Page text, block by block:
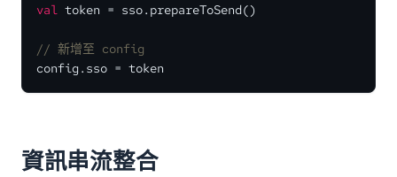
val token = sso.prepareToSend()
// 新增至 config
config.sso = token
資訊串流整合